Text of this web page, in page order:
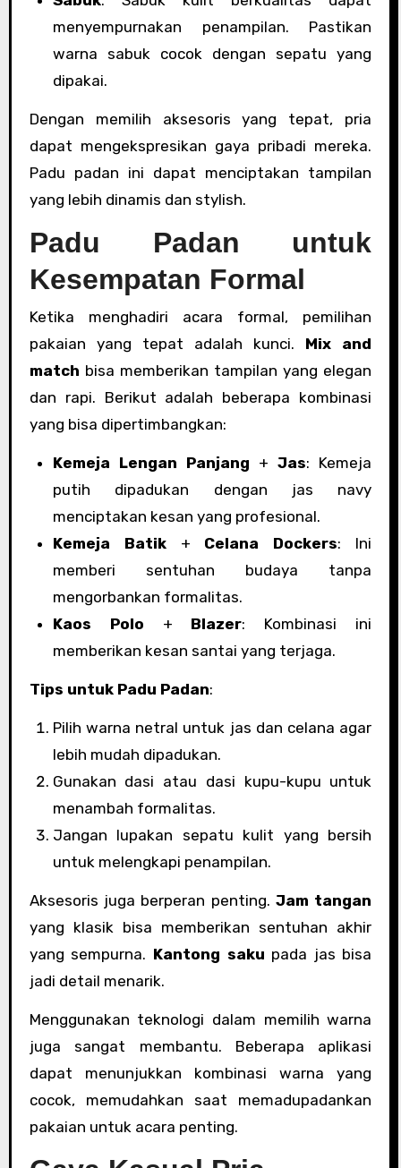
menyempurnakan penampilan. Pastikan
warna sabuk cocok dengan sepatu yang
dipakai.
Dengan memilih aksesoris yang tepat, pria
dapat mengekspresikan gaya pribadi mereka.
Padu padan ini dapat menciptakan tampilan
yang lebih dinamis dan stylish.
Padu Padan untuk
Kesempatan Formal
Ketika menghadiri acara formal, pemilihan
pakaian yang tepat adalah kunci. Mix and
match bisa memberikan tampilan yang elegan
dan rapi. Berikut adalah beberapa kombinasi
yang bisa dipertimbangkan:
Kemeja Lengan Panjang +Jas: Kemeja
putih dipadukan dengan jas navy
menciptakan kesan yang profesional.
Kemeja Batik+ Celana Dockers: Ini
memberi sentuhan budaya tanpa
mengorbankan formalitas.
Kaos Polo + Blazer: Kombinasi ini
memberikan kesan santai yang terjaga.
Tips untuk Padu Padan:
Pilih warna netral untuk jas dan celana agar
lebih mudah dipadukan.
Gunakan dasi atau dasi kupu-kupu untuk
menambah formalitas.
Jangan lupakan sepatu kulit yang bersih
untuk melengkapi penampilan.
Aksesoris juga berperan penting. Jam tangan
yang klasik bisa memberikan sentuhan akhir
yang sempurna. Kantong saku pada jas bisa
jadi detail menarik.
Menggunakan teknologi dalam memilih warna
juga sangat membantu. Beberapa aplikasi
dapat menunjukkan kombinasi warna yang
cocok, memudahkan saat memadupadankan
pakaian untuk acara penting.